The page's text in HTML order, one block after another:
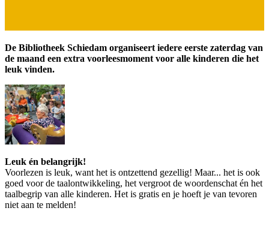
De Bibliotheek Schiedam organiseert iedere eerste zaterdag van
de maand een extra voorleesmoment voor alle kinderen die het
leuk vinden.
Leuk én belangrijk!
Voorlezen is leuk, want het is ontzettend gezellig! Maar... het is ook
goed voor de taalontwikkeling, het vergroot de woordenschat én het
taalbegrip van alle kinderen. Het is gratis en je hoeft je van tevoren
niet aan te melden!